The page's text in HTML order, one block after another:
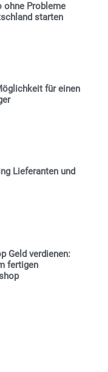
ohne Probleme
starten
für einen
Lieferanten und
Geld verdienen:
fertigen